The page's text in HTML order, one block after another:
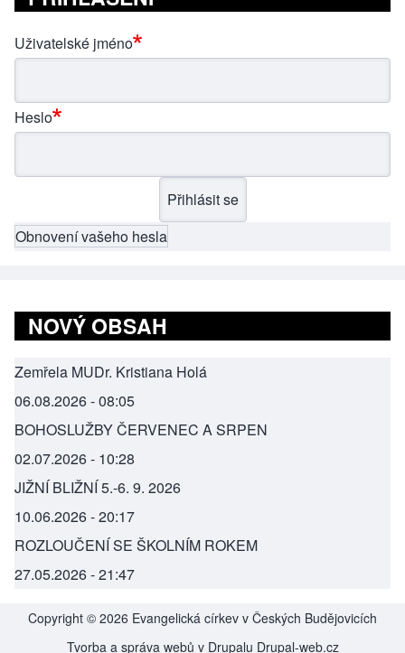
Uživatelské jméno
Heslo
Obnovení vašeho hesla
NOVÝ OBSAH
Zemřela MUDr. Kristiana Holá
06.08.2026 - 08:05
BOHOSLUŽBY ČERVENEC A SRPEN
02.07.2026 - 10:28
JIŽNÍ BLIŽNÍ 5.-6. 9. 2026
10.06.2026 - 20:17
ROZLOUČENÍ SE ŠKOLNÍM ROKEM
27.05.2026 - 21:47
Copyright © 2026 Evangelická církev v Českých Budějovicích
Tvorba a správa webů v Drupalu Drupal-web.cz